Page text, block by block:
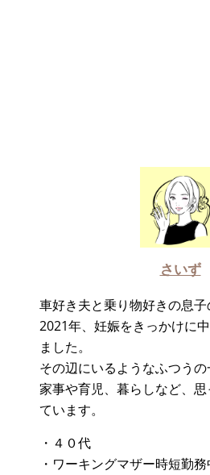
さいず
車好き夫と乗り物好きの息子
2021年、妊娠をきっかけに
ました。
その辺にいるようなふつうの
家事や育児、暮らしなど、
ています。
・４０代
・ワーキングマザー時短勤務